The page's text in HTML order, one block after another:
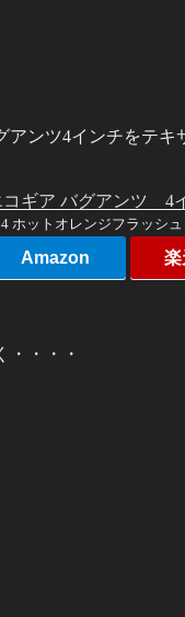
アンツ4インチをテキ
コギア バグアンツ 4
ホットオレンジフラッシュ
Amazon
・・・・